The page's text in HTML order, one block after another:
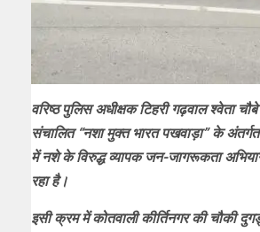
वरिष्ठ पुलिस अधीक्षक टिहरी गढ़वाल श्वेता
संचालित “नशा मुक्त भारत पखवाड़ा” के
में नशे के विरुद्ध व्यापक जन-जागरूकता
रहा है।
इसी क्रम में कोतवाली कीर्तिनगर की चौकी